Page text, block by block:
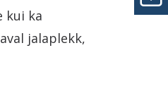
kui ka
jalaplekk,